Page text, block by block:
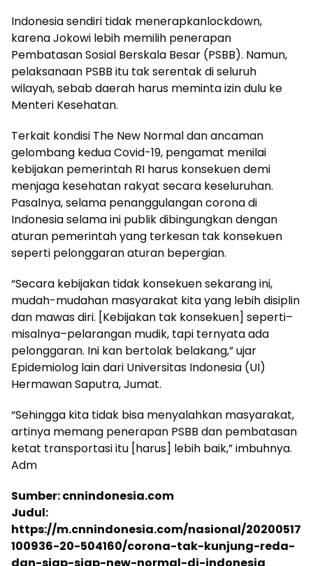
Indonesia sendiri tidak menerapkanlockdown,
karena Jokowi lebih memilih penerapan
Pembatasan Sosial Berskala Besar (PSBB). Namun,
pelaksanaan PSBB itu tak serentak di seluruh
wilayah, sebab daerah harus meminta izin dulu ke
Menteri Kesehatan.
Terkait kondisi The New Normal dan ancaman
gelombang kedua Covid-19, pengamat menilai
kebijakan pemerintah RI harus konsekuen demi
menjaga kesehatan rakyat secara keseluruhan.
Pasalnya, selama penanggulangan corona di
Indonesia selama ini publik dibingungkan dengan
aturan pemerintah yang terkesan tak konsekuen
seperti pelonggaran aturan bepergian.
“Secara kebijakan tidak konsekuen sekarang ini,
mudah-mudahan masyarakat kita yang lebih disiplin
dan mawas diri. [Kebijakan tak konsekuen] seperti–
misalnya–pelarangan mudik, tapi ternyata ada
pelonggaran. Ini kan bertolak belakang,” ujar
Epidemiolog lain dari Universitas Indonesia (UI)
Hermawan Saputra, Jumat.
“Sehingga kita tidak bisa menyalahkan masyarakat,
artinya memang penerapan PSBB dan pembatasan
ketat transportasi itu [harus] lebih baik,” imbuhnya.
Adm
Sumber: cnnindonesia.com
Judul:
https://m.cnnindonesia.com/nasional/20200517
100936-20-504160/corona-tak-kunjung-reda-